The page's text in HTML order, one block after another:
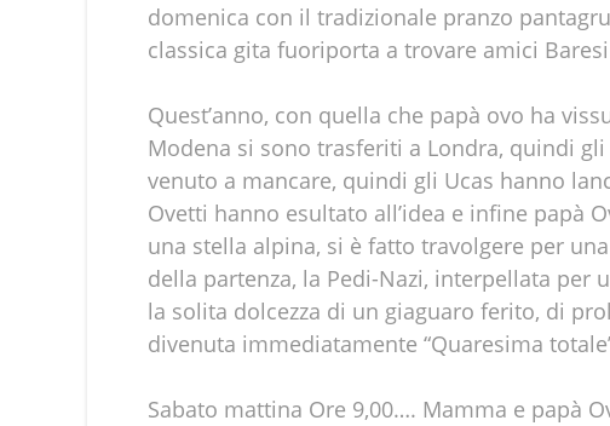
domenica con il tradizionale pranzo
classica gita fuoriporta a trovare amici
Quest’anno, con quella che papà ovo ha
Modena si sono trasferiti a Londra, quindi
venuto a mancare, quindi gli Ucas hanno
Ovetti hanno esultato all’idea e infine papà
una stella alpina, si è fatto travolgere per
della partenza, la Pedi-Nazi, interpellata per
la solita dolcezza di un giaguaro ferito, di
divenuta immediatamente “Quaresima
Sabato mattina Ore 9,00…. Mamma e papà